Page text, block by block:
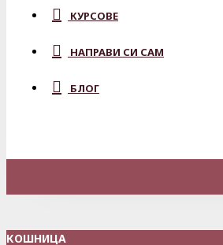
КУРСОВЕ
НАПРАВИ СИ САМ
БЛОГ
КОШНИЦА